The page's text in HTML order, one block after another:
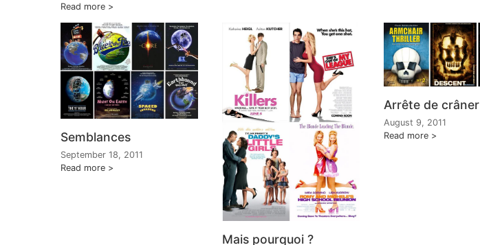
Read more
Semblances
September 18, 2011
Read more
Mais pourquoi ?
Arrête de crâner
August 9, 2011
Read more